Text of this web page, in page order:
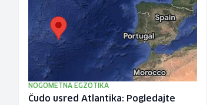
NOGOMETNA EGZOTIKA
Čudo usred Atlantika: Pogledajte